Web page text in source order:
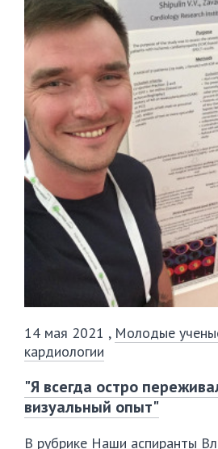
14 мая 2021 , Молодые
кардиологии
"Я всегда остро
визуальный опыт"
В рубрике Наши аспиранты